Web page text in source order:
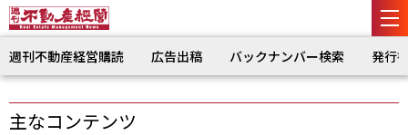
週刊不動産経営購読 広告出稿 バックナンバー検索 発行
主なコンテンツ